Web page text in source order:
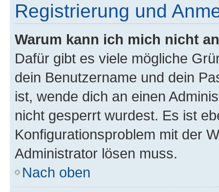
Registrierung und
Warum kann ich mich nicht
Dafür gibt es viele mögliche
dein Benutzername und dein
ist, wende dich an einen
nicht gesperrt wurdest. Es ist
Konfigurationsproblem mit der
Administrator lösen muss.
Nach oben